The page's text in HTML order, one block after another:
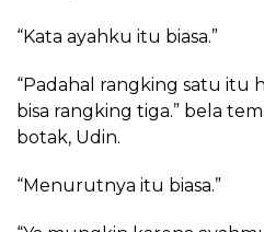
“Kata ayahku itu biasa.”
“Padahal rangking satu itu
bisa rangking tiga.” bela
botak, Udin.
“Menurutnya itu biasa.”